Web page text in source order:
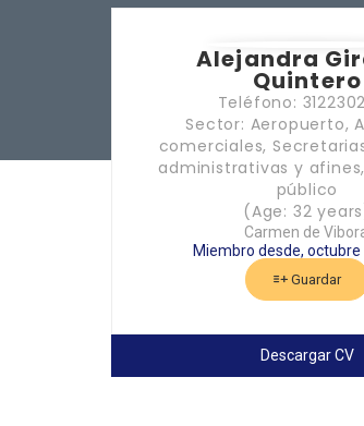
Alejandra
Quintero
Teléfono:
Sector: Aeropuerto,
comerciales,
administrativas y
público
(Age: 32
Carmen de
Miembro desde, octubre
Guardar
Descargar CV